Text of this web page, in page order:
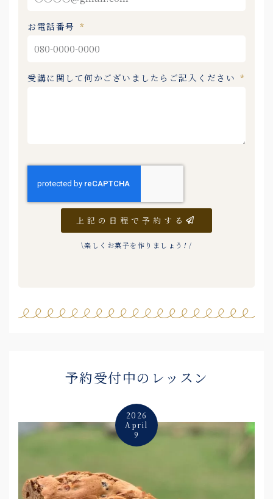
お電話番号
受講に関して何かございましたらご記入ください
上記の日程で予約する
\楽しくお菓子を作りましょう !/
予約受付中のレッスン
2026
April
9